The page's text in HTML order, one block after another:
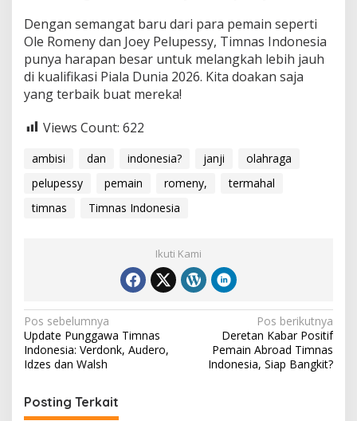
Dengan semangat baru dari para pemain seperti
Ole Romeny dan Joey Pelupessy, Timnas Indonesia
punya harapan besar untuk melangkah lebih jauh
di kualifikasi Piala Dunia 2026. Kita doakan saja
yang terbaik buat mereka!
Views Count: 622
ambisi dan indonesia? janji
olahraga
pelupessy
pemain romeny,
termahal
timnas
Timnas Indonesia
Ikuti Kami
Navigasi
pos
Pos sebelumnya
Update Punggawa Timnas
Indonesia: Verdonk, Audero,
Idzes dan Walsh
Pos berikutnya
Deretan Kabar Positif
Pemain Abroad Timnas
Indonesia, Siap Bangkit?
Posting Terkait